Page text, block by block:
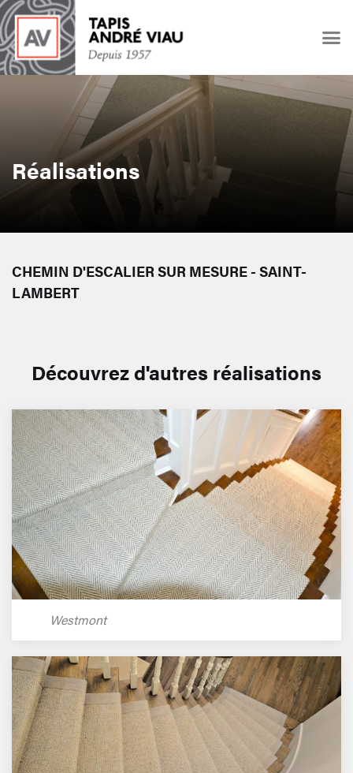
Réalisations
CHEMIN D'ESCALIER SUR MESURE - SAINT-
LAMBERT
Découvrez d'autres réalisations
Westmont